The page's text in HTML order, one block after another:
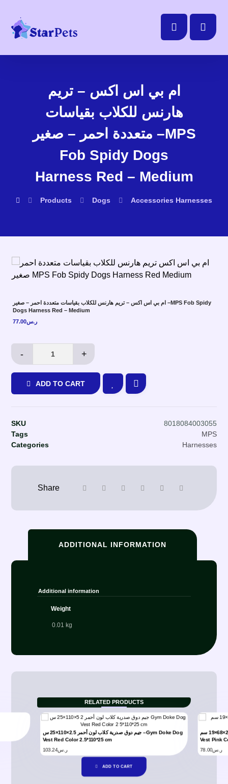
ام بي اس اكس – تريم
هارنس للكلاب بقياسات
متعددة احمر – صغير –MPS
Fob Spidy Dogs
Harness Red – Medium
Products Dogs Accessories Harnesses
ام بي اس اكس – تريم هارنس للكلاب بقياسات متعددة احمر – صغير –MPS Fob Spidy
Dogs Harness Red – Medium
ر.س77.00
- +
ADD TO CART
SKU
8018084003055
Tags
MPS
Categories
Harnesses
ADDITIONAL INFORMATION
Additional information
Weight
0.01 kg
RELATED PRODUCTS
جيم دوق صدرية كلاب لون أحمر 2.5×110×25 س –Gym Doke Dog
Vest Red Color 2.5*110*25 cm
ر.س103.24
ADD TO CART
جيم دوق صدرية كلاب لون زهري 2×68×19 سم –Jim Duke Dog
Vest Pink
ر.س78.00